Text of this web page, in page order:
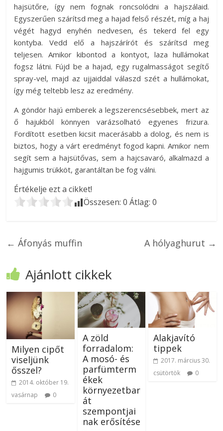
hajsütőre, így nem fognak roncsolódni a hajszálaid.
Egyszerűen szárítsd meg a hajad felső részét, míg a haj
végét hagyd enyhén nedvesen, és tekerd fel egy
kontyba. Vedd elő a hajszárírót és szárítsd meg
teljesen. Amikor kibontod a kontyot, laza hullámokat
fogsz látni. Fújd be a hajad, egy rugalmasságot segítő
spray-vel, majd az ujjaiddal válaszd szét a hullámokat,
így még teltebb lesz az eredmény.
A göndör hajú emberek a legszerencsésebbek, mert az
ő hajukból könnyen varázsolható egyenes frizura.
Fordított esetben kicsit macerásabb a dolog, és nem is
biztos, hogy a várt eredményt fogod kapni. Amikor nem
segít sem a hajsütővas, sem a hajcsavaró, alkalmazd a
hajgumis trükköt, garantáltan be fog válni.
Értékelje ezt a cikket!
Összesen:0 Átlag:0
← Áfonyás muffin A hólyaghurut →
Ajánlott cikkek
Milyen cipőt
viseljünk
ősszel?
2014. október 19.
vasárnap
0
A zöld
forradalom:
A mosó- és
parfümterm
ékek
környezetbar
át
szempontjai
nak erősítése
Alakjavító
tippek
2017. március 30.
csütörtök
0